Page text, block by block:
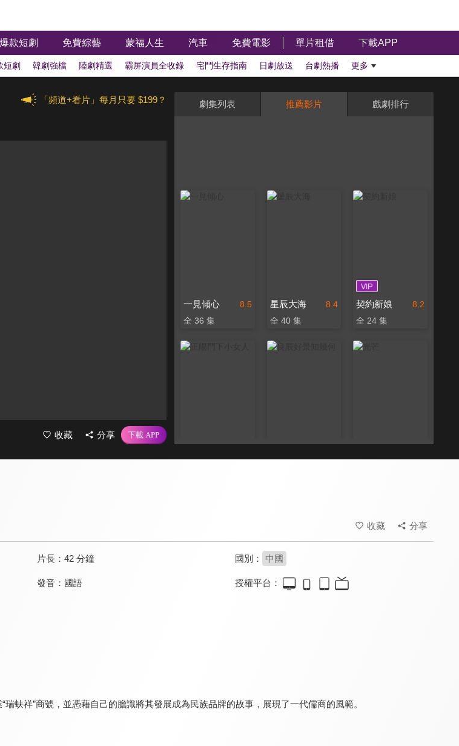
爆款短劇 免費綜藝 蒙福人生 汽車 免費電影 單片租借 下載APP
短劇 韓劇強檔 陸劇精選 霸屏演員全收錄 宅鬥生存指南 日劇放送 台劇熱播 更多
「頻道+看片」每月只要 $199？
收藏 分享
劇集列表 推薦影片 戲劇排行
8.5
一見傾心
全 36 集
8.4
星辰大海
全 40 集
8.2
契約新娘
全 24 集
收藏 分享
片長： 42 分鐘 國別： 中國
發音： 國語 授權平台：
蚨祥”商號，並憑藉自己的膽識將其發展成為民族品牌的故事，展現了一代儒商的風範。